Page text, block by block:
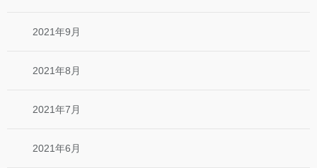
2021年9月
2021年8月
2021年7月
2021年6月